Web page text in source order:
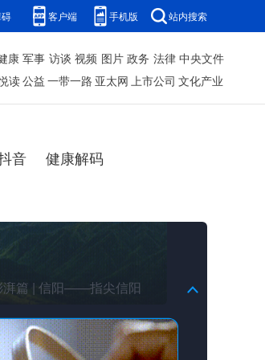
客户端 手机版 站内搜索
康 军事 访谈 视频 图片 政务 法律 中央文件
读公益 一带一路 亚太网 上市公司 文化产业
音 健康解码
鸢赴新潮